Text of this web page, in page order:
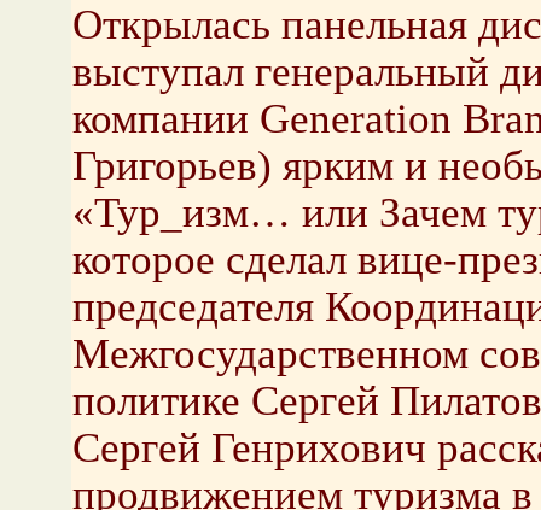
Открылась панельная
выступал генеральный
компании Generation
Григорьев) ярким и
«Тур_изм… или Зачем
которое сделал вице-
председателя
Межгосударственном
политике Сергей
Сергей Генрихович
продвижением туризма